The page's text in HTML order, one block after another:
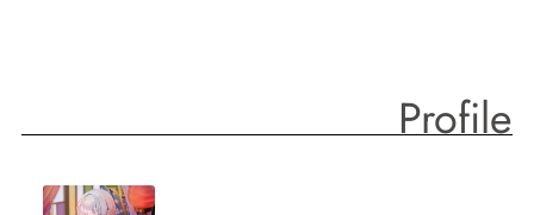
Profile